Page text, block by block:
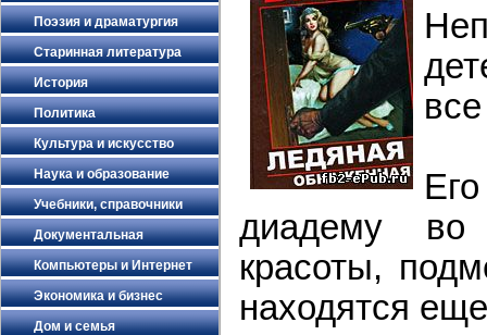
Поэзия и драматургия
Старинная литература
История
Политика
Культура и искусство
Наука и образование
Учебники, справочники
Документальная
Компьютеры и Интернет
Экономика и бизнес
Дом и семья
диадему во
красоты,
находятся